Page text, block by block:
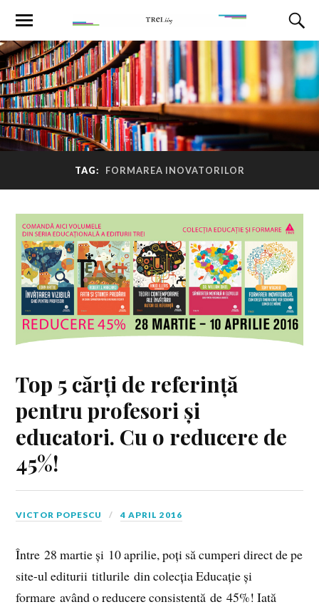
TAG: FORMAREA INOVATORILOR
Top 5 cărți de referință
pentru profesori și
educatori. Cu o reducere de
45%!
VICTOR POPESCU 4 APRIL 2016
Între 28 martie și 10 aprilie, poți să cumperi direct de pe
site-ul editurii titlurile din colecția Educație și
formare având o reducere consistentă de 45%! Iată